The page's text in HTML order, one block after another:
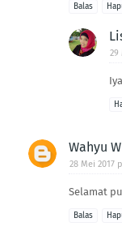
Balas
29
Wahyu
28 Mei 2017
Selamat
Balas